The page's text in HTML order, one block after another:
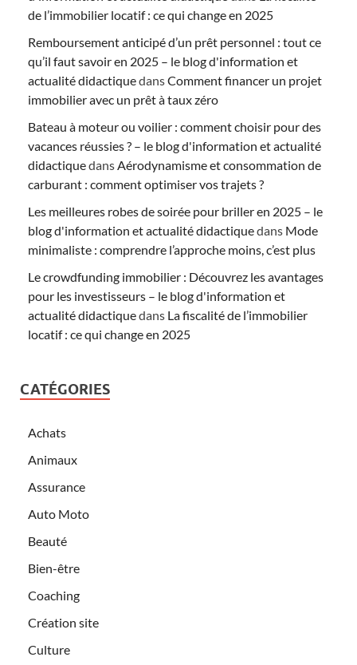
de l’immobilier locatif : ce qui change en 2025
Remboursement anticipé d’un prêt personnel : tout ce
qu’il faut savoir en 2025 – le blog d'information et
actualité didactiquedansComment financer un projet
immobilier avec un prêt à taux zéro
Bateau à moteur ou voilier : comment choisir pour des
vacances réussies ? – le blog d'information et actualité
didactiquedansAérodynamisme et consommation de
carburant : comment optimiser vos trajets ?
Les meilleures robes de soirée pour briller en 2025 – le
blog d'information et actualité didactiquedans Mode
minimaliste : comprendre l’approche moins, c’est plus
Le crowdfunding immobilier : Découvrez les avantages
pour les investisseurs – le blog d'information et
actualité didactiquedans La fiscalité de l’immobilier
locatif : ce qui change en 2025
CATÉGORIES
Achats
Animaux
Assurance
Auto Moto
Beauté
Bien-être
Coaching
Création site
Culture